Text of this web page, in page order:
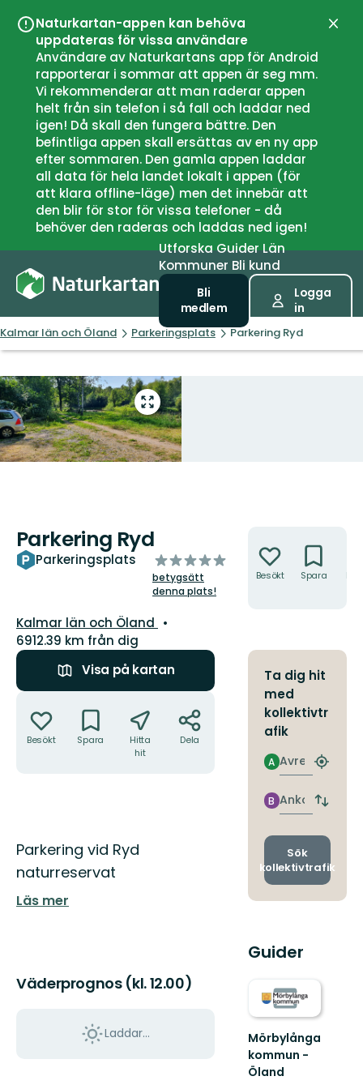
Naturkartan-appen kan behöva
uppdateras för vissa användare
Användare av Naturkartans app för Android
rapporterar i sommar att appen är seg mm.
Vi rekommenderar att man raderar appen
helt från sin telefon i så fall och laddar ned
igen! Då skall den fungera bättre. Den
befintliga appen skall ersättas av en ny app
efter sommaren. Den gamla appen laddar
all data för hela landet lokalt i appen (för
att klara offline-läge) men det innebär att
den blir för stor för vissa telefoner - då
behöver den raderas och laddas ned igen!
UtforskaGuiderLän
Kommuner Bli kund
Bli
medlem
Logga
in
Kalmar län och Öland Parkeringsplats Parkering Ryd
Gå
till
helskärmsläge
Parkering Ryd
Parkeringsplats
av
5
stjärnor
betygsätt
denna plats!
Län:
Kalmar län och Öland
6912.39 km från dig
Visa på kartan
Besökt Spara
Hitta
hit
Dela
Beskrivning
Parkering vid Ryd
naturreservat
Läs mer
Väderprognos (kl. 12.00)
Laddar...
Besökt Spara
Ta dig hit
med
kollektivtr
afik
Avresa
A
Hitta
Ankomst
B
Byt
och
Sök
kollektivtrafik
Guider
Mörbylånga
kommun -
Öland